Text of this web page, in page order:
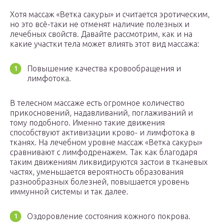
Хотя массаж «Ветка сакуры» и считается эротическим,
но это всё-таки не отменят наличие полезных и
лечебных свойств. Давайте рассмотрим, как и на
какие участки тела может влиять этот вид массажа:
Повышение качества кровообращения и
лимфотока.
В телесном массаже есть огромное количество
прикосновений, надавливаний, поглаживаний и
тому подобного. Именно такие движения
способствуют активизации крово- и лимфотока в
тканях. На лечебном уровне массаж «Ветка сакуры»
сравнивают с лимфодренажем. Так как благодаря
таким движениям ликвидируются застои в тканевых
частях, уменьшается вероятность образования
разнообразных болезней, повышается уровень
иммунной системы и так далее.
Оздоровление состояния кожного покрова.